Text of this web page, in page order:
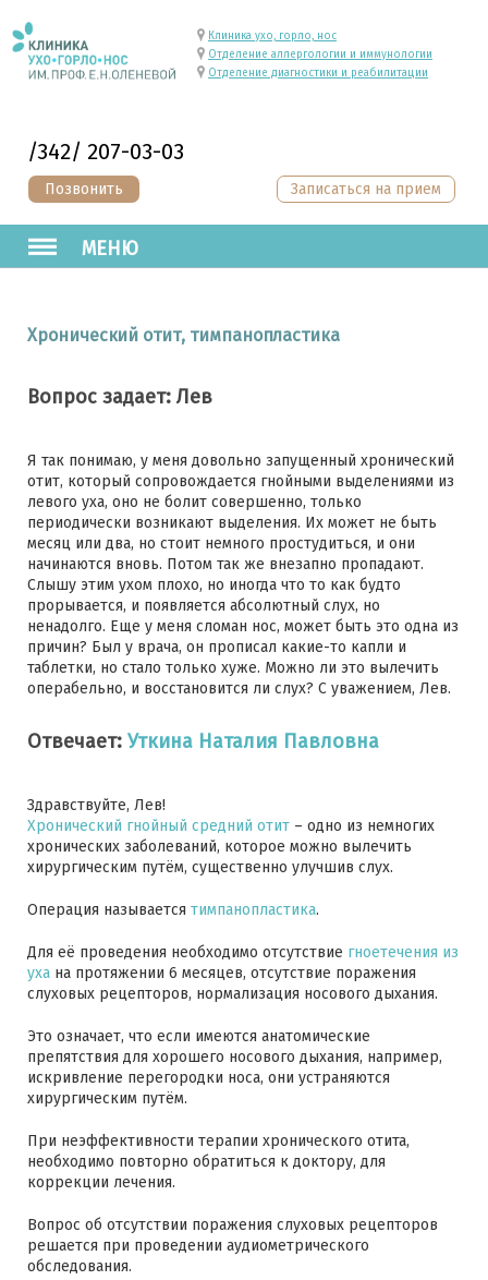
/342/ 207-03-03
Позвонить
Клиника ухо, горло, нос
Отделение аллергологии и иммунологии
Отделение диагностики и реабилитации
МЕНЮ
Записаться на прием
Хронический отит, тимпанопластика
Вопрос задает: Лев
Я так понимаю, у меня довольно запущенный хронический
отит, который сопровождается гнойными выделениями из
левого уха, оно не болит совершенно, только
периодически возникают выделения. Их может не быть
месяц или два, но стоит немного простудиться, и они
начинаются вновь. Потом так же внезапно пропадают.
Слышу этим ухом плохо, но иногда что то как будто
прорывается, и появляется абсолютный слух, но
ненадолго. Еще у меня сломан нос, может быть это одна из
причин? Был у врача, он прописал какие-то капли и
таблетки, но стало только хуже. Можно ли это вылечить
операбельно, и восстановится ли слух? С уважением, Лев.
Отвечает: Уткина Наталия Павловна
Здравствуйте, Лев!
Хронический гнойный средний отит – одно из немногих
хронических заболеваний, которое можно вылечить
хирургическим путём, существенно улучшив слух.
Операция называется тимпанопластика.
Для её проведения необходимо отсутствие гноетечения из
уха на протяжении 6 месяцев, отсутствие поражения
слуховых рецепторов, нормализация носового дыхания.
Это означает, что если имеются анатомические
препятствия для хорошего носового дыхания, например,
искривление перегородки носа, они устраняются
хирургическим путём.
При неэффективности терапии хронического отита,
необходимо повторно обратиться к доктору, для
коррекции лечения.
Вопрос об отсутствии поражения слуховых рецепторов
решается при проведении аудиометрического
обследования.